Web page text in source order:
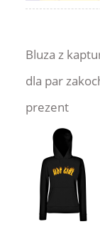
Bluza z
dla par
prezent